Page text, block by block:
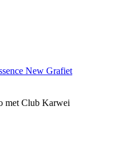
New Grafiet
met Club Karwei